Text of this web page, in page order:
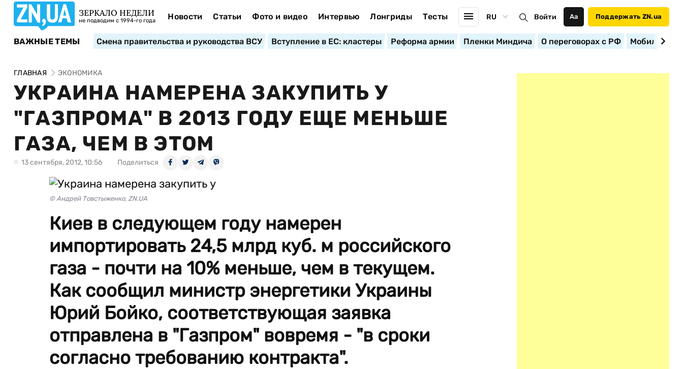
ЗЕРКАЛО НЕДЕЛИ
не подводим с 1994-го года Новости Статьи Фото и видео Интервью Лонгриды Тесты RU Войти Аа Поддержать ZN.ua
ВАЖНЫЕ ТЕМЫ Смена правительства и руководства ВСУ Вступление в ЕС: кластеры Реформа армии Пленки Миндича О переговорах с РФ
ГЛАВНАЯ ЭКОНОМИКА
УКРАИНА НАМЕРЕНА ЗАКУПИТЬ У
"ГАЗПРОМА" В 2013 ГОДУ ЕЩЕ МЕНЬШЕ
ГАЗА, ЧЕМ В ЭТОМ
13 сентября, 2012, 10:56 Поделиться
© Андрей Товстыженко, ZN.UA
Киев в следующем году намерен
импортировать 24,5 млрд куб. м российского
газа - почти на 10% меньше, чем в текущем.
Как сообщил министр энергетики Украины
Юрий Бойко, соответствующая заявка
отправлена в "Газпром" вовремя - "в сроки
согласно требованию контракта".